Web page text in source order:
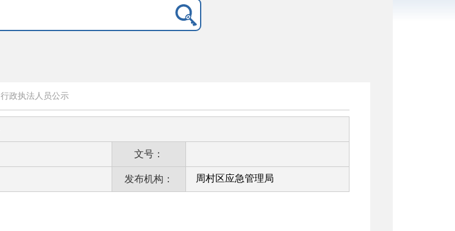
行政执法人员公示
文号：
发布机构： 周村区应急管理局